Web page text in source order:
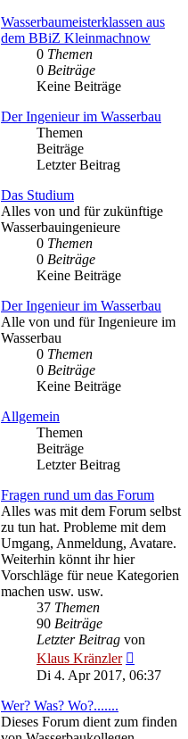
Wasserbaumeisterklassen aus
dem BBiZ Kleinmachnow
0 Themen
0 Beiträge
Keine Beiträge
Der Ingenieur im Wasserbau
Themen
Beiträge
Letzter Beitrag
Das Studium
Alles von und für zukünftige
Wasserbauingenieure
0 Themen
0 Beiträge
Keine Beiträge
Der Ingenieur im Wasserbau
Alle von und für Ingenieure im
Wasserbau
0 Themen
0 Beiträge
Keine Beiträge
Allgemein
Themen
Beiträge
Letzter Beitrag
Fragen rund um das Forum
Alles was mit dem Forum selbst
zu tun hat. Probleme mit dem
Umgang, Anmeldung, Avatare.
Weiterhin könnt ihr hier
Vorschläge für neue Kategorien
machen usw. usw.
37 Themen
90 Beiträge
Letzter Beitrag von
Klaus Kränzler
Beitrag
Di 4. Apr 2017, 06:37
Wer? Was? Wo?.......
Dieses Forum dient zum finden